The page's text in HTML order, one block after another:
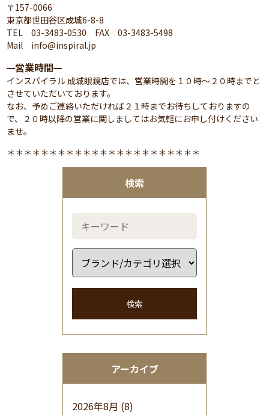
検索
検索
アーカイブ
2026年8月 (8)
〒157-0066
東京都世田谷区成城6-8-8
TEL 03-3483-0530 FAX 03-3483-5498
Mail info@inspiral.jp
━営業時間━
インスパイラル 成城眼鏡店では、営業時間を１０時～２０時までと
させていただいております。
なお、予めご連絡いただければ２１時までお待ちしておりますの
で、２０時以降の営業に関しましてはお気軽にお申し付けください
ませ。
＊＊＊＊＊＊＊＊＊＊＊＊＊＊＊＊＊＊＊＊＊＊＊